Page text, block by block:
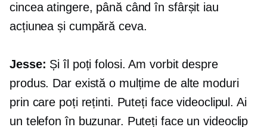
cincea atingere, până când în sfârșit iau
acțiunea și cumpără ceva.
Jesse: Și îl poți folosi. Am vorbit despre
produs. Dar există o mulțime de alte moduri
prin care poți reținti. Puteți face videoclipul. Ai
un telefon în buzunar. Puteți face un videoclip